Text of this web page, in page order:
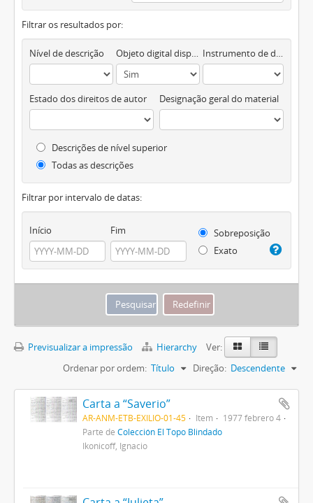
Filtrar os resultados por:
Nível de descrição Objeto digital disponível Instrumento de descrição documental
Estado dos direitos de autor Designação geral do material
Descrições de nível superior
Todas as descrições
Filtrar por intervalo de datas:
Início Fim
Sobreposição
Exato
Previsualizar a impressão Hierarchy
Ver:
Ordenar por ordem: Título Direção: Descendente
Carta a “Saverio”
AR-ANM-ETB-EXILIO-01-45 Item
1977 febrero 4
Parte de Colección El Topo Blindado
Ikonicoff, Ignacio